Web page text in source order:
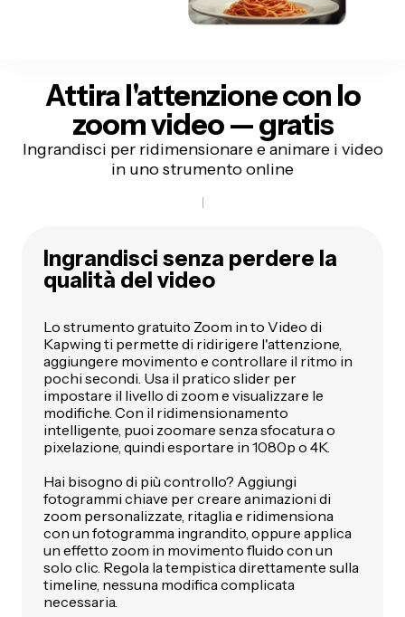
Attira l'attenzione con lo
zoom video — gratis
Ingrandisci per ridimensionare e animare i video
in uno strumento online
Ingrandisci senza perdere la
qualità del video
Lo strumento gratuito Zoom in to Video di
Kapwing ti permette di ridirigere l'attenzione,
aggiungere movimento e controllare il ritmo in
pochi secondi. Usa il pratico slider per
impostare il livello di zoom e visualizzare le
modifiche. Con il ridimensionamento
intelligente, puoi zoomare senza sfocatura o
pixelazione, quindi esportare in 1080p o 4K.
Hai bisogno di più controllo? Aggiungi
fotogrammi chiave per creare animazioni di
zoom personalizzate, ritaglia e ridimensiona
con un fotogramma ingrandito, oppure applica
un effetto zoom in movimento fluido con un
solo clic. Regola la tempistica direttamente sulla
timeline, nessuna modifica complicata
necessaria.